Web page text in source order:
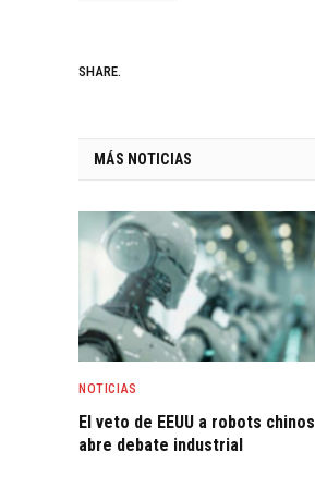
SHARE.
MÁS NOTICIAS
NOTICIAS
El veto de EEUU a robots chinos
abre debate industrial